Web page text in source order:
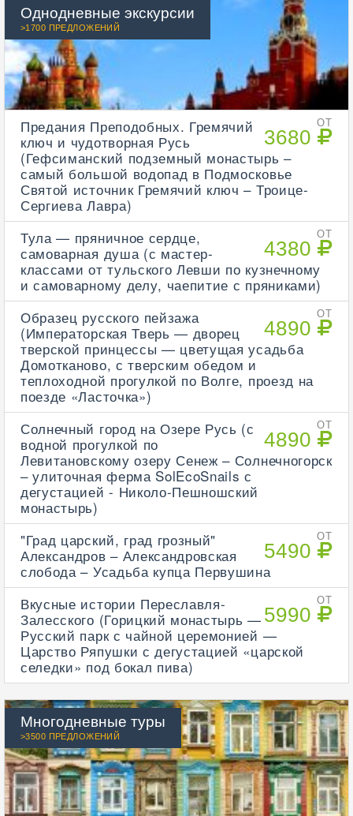
Однодневные экскурсии
>1700 ПРЕДЛОЖЕНИЙ
ОТ
3680
Предания Преподобных. Гремячий
ключ и чудотворная Русь
(Гефсиманский подземный монастырь –
самый большой водопад в Подмосковье
Святой источник Гремячий ключ – Троице-
Сергиева Лавра)
ОТ
4380
Тула — пряничное сердце,
самоварная душа (с мастер-
классами от тульского Левши по кузнечному
и самоварному делу, чаепитие с пряниками)
ОТ
4890
Образец русского пейзажа
(Императорская Тверь — дворец
тверской принцессы — цветущая усадьба
Домотканово, с тверским обедом и
теплоходной прогулкой по Волге, проезд на
поезде «Ласточка»)
ОТ
4890
Солнечный город на Озере Русь (с
водной прогулкой по
Левитановскому озеру Сенеж – Солнечногорск
– улиточная ферма SolEcoSnails с
дегустацией - Николо-Пешношский
монастырь)
ОТ
5490
"Град царский, град грозный"
Александров – Александровская
слобода – Усадьба купца Первушина
ОТ
5990
Вкусные истории Переславля-
Залесского (Горицкий монастырь —
Русский парк с чайной церемонией —
Царство Ряпушки с дегустацией «царской
селедки» под бокал пива)
Многодневные туры
>3500 ПРЕДЛОЖЕНИЙ